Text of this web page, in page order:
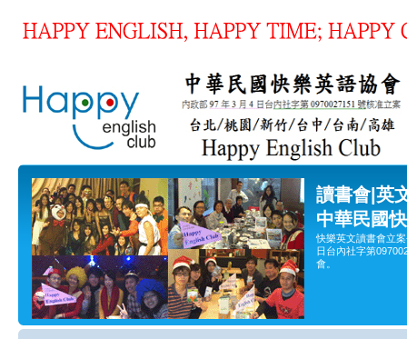
讀書會|英
中華民國
快樂英文讀書會立
日台內社字第
會。